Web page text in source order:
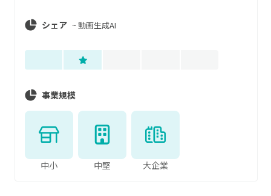
シェア ~動画生成AI
事業規模
中小 中堅 大企業